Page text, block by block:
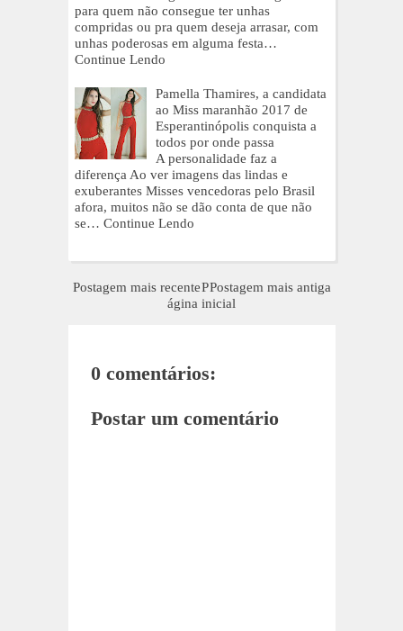
para quem não consegue ter unhas
compridas ou pra quem deseja arrasar, com
unhas poderosas em alguma festa…
Continue Lendo
Pamella Thamires, a candidata
ao Miss maranhão 2017 de
Esperantinópolis conquista a
todos por onde passa
A personalidade faz a
diferença Ao ver imagens das lindas e
exuberantes Misses vencedoras pelo Brasil
afora, muitos não se dão conta de que não
se… Continue Lendo
Postagem mais recente Postagem mais antiga
P
ágina inicial
0 comentários:
Postar um comentário